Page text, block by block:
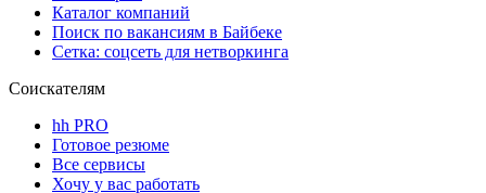
Каталог компаний
Поиск по вакансиям в Байбеке
Сетка: соцсеть для нетворкинга
Соискателям
hh PRO
Готовое резюме
Все сервисы
Хочу у вас работать